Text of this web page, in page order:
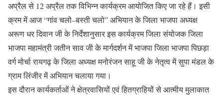
अप्रैल से 12 अप्रैल तक विभिन्न कार्यक्रम आयोजित किए जा रहे हैं। इसी
क्रम में आज “गांव चलो–बस्ती चलो” अभियान के जिला भाजपा अध्यक्ष
अरूण धर दिवान जी के निर्देशानुसार इस कार्यक्रम जिला संयोजक जिला
भाजपा महामंत्री जतीन साव जी के मार्गदर्शन में भाजपा जिला भाजपा पिछड़ा
वर्ग मोर्चा रायगढ़ के जिला अध्यक्ष मनोरंजन साहू जी के नेतृत्व में सुपा मंडल के
ग्राम लिंजीर में अभियान चलाया गया।
इस दौरान कार्यकर्ताओं ने क्षेत्रवासियों एवं हितग्राहियों से आत्मीय मुलाकात